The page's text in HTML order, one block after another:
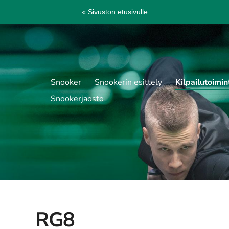
« Sivuston etusivulle
Snooker Snookerin esittely
Snookerjaosto
RG8